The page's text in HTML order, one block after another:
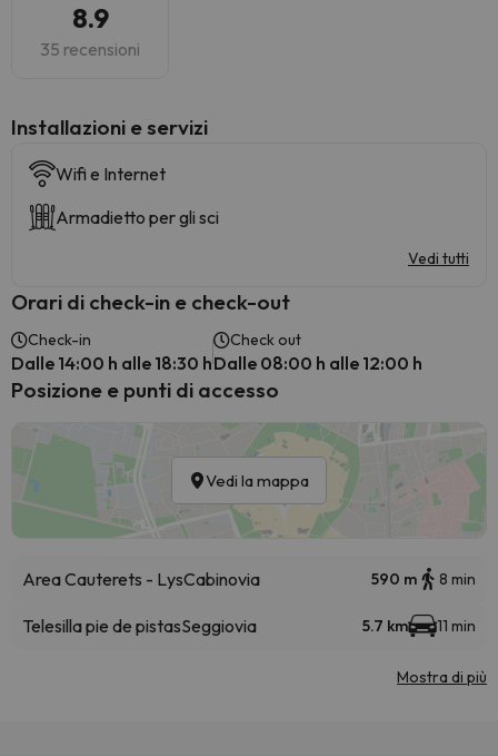
8.9
35 recensioni
Installazioni e servizi
Wifi e Internet
Armadietto per gli sci
Vedi tutti
Orari di check-in e check-out
Check-in
Dalle 14:00 h alle 18:30 h
Check out
Dalle 08:00 h alle 12:00 h
Posizione e punti di accesso
Vedi la mappa
Area Cauterets - LysCabinovia 590 m 8 min
Telesilla pie de pistasSeggiovia 5.7 km 11 min
Mostra di più